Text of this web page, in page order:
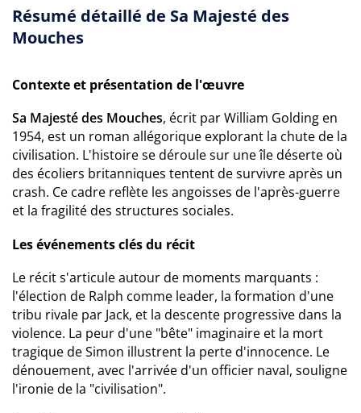
Résumé détaillé de Sa Majesté des
Mouches
Contexte et présentation de l'œuvre
Sa Majesté des Mouches, écrit par William Golding en
1954, est un roman allégorique explorant la chute de la
civilisation. L'histoire se déroule sur une île déserte où
des écoliers britanniques tentent de survivre après un
crash. Ce cadre reflète les angoisses de l'après-guerre
et la fragilité des structures sociales.
Les événements clés du récit
Le récit s'articule autour de moments marquants :
l'élection de Ralph comme leader, la formation d'une
tribu rivale par Jack, et la descente progressive dans la
violence. La peur d'une "bête" imaginaire et la mort
tragique de Simon illustrent la perte d'innocence. Le
dénouement, avec l'arrivée d'un officier naval, souligne
l'ironie de la "civilisation".